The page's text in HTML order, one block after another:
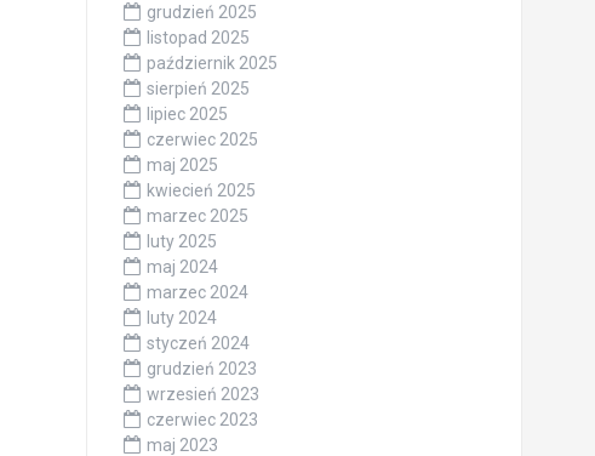
grudzień 2025
listopad 2025
październik 2025
sierpień 2025
lipiec 2025
czerwiec 2025
maj 2025
kwiecień 2025
marzec 2025
luty 2025
maj 2024
marzec 2024
luty 2024
styczeń 2024
grudzień 2023
wrzesień 2023
czerwiec 2023
maj 2023